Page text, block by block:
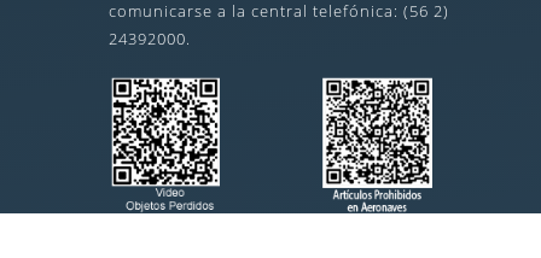
comunicarse a la central telefónica: (56 2)
24392000.